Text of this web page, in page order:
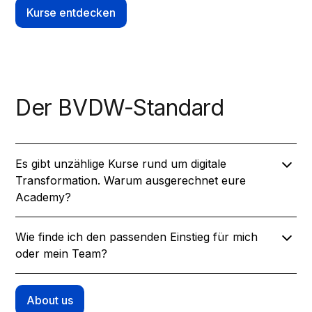
Kurse entdecken
Der BVDW-Standard
Es gibt unzählige Kurse rund um digitale
Transformation. Warum ausgerechnet eure
Academy?
flüchtige Trends und einzelne Tools, die morgen
schon wieder überholt sind. Wir gehen tiefer: Wir
lehrenSystemverständnis. Als BVDW e.V. definieren
wir die Qualitätsstandards, nach denen sich die
gesamte Digitale Wirtschaft ausrichtet. Unsere
Wie finde ich den passenden Einstieg für mich
oder mein Team?
Wir haben die Academy als durchgängiges
Qualifizierungs-System konzipiert, das Dich von der
About us